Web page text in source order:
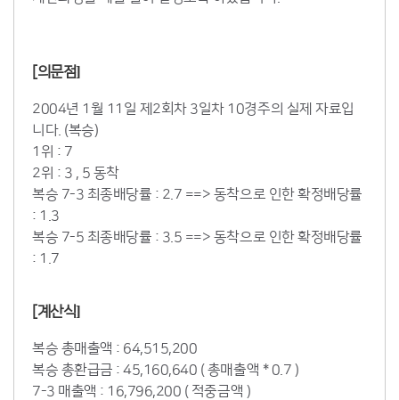
[의문점]
2004년 1월 11일 제2회차 3일차 10경주의 실제 자료입
니다. (복승)
1위 : 7
2위 : 3 , 5 동착
복승 7-3 최종배당률 : 2.7 ==> 동착으로 인한 확정배당률
: 1.3
복승 7-5 최종배당률 : 3.5 ==> 동착으로 인한 확정배당률
: 1.7
[계산식]
복승 총매출액 : 64,515,200
복승 총환급금 : 45,160,640 ( 총매출액 * 0.7 )
7-3 매출액 : 16,796,200 ( 적중금액 )